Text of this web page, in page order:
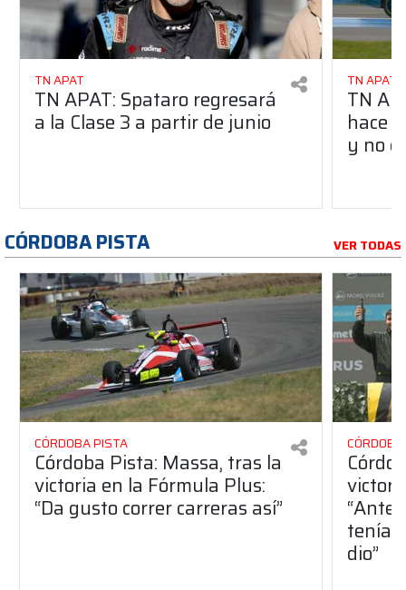
TN APAT
TN APAT: Spataro regresará
a la Clase 3 a partir de junio
TN APAT
TN
hace
y no
CÓRDOBA PISTA VER TODAS
CÓRDOBA PISTA
Córdoba Pista: Massa, tras la
victoria en la Fórmula Plus:
“Da gusto correr carreras así”
dio”